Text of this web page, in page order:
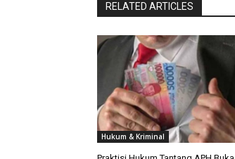
RELATED ARTICLES
Hukum & Kriminal